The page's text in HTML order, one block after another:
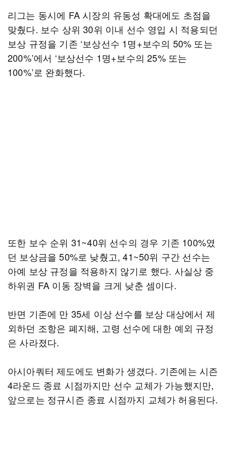
리그는 동시에 FA 시장의 유동성 확대에도 초점을
맞췄다. 보수 상위 30위 이내 선수 영입 시 적용되던
보상 규정을 기존 ‘보상선수 1명+보수의 50% 또는
200%’에서 ‘보상선수 1명+보수의 25% 또는
100%’로 완화했다.
또한 보수 순위 31~40위 선수의 경우 기존 100%였
던 보상금을 50%로 낮췄고, 41~50위 구간 선수는
아예 보상 규정을 적용하지 않기로 했다. 사실상 중
하위권 FA 이동 장벽을 크게 낮춘 셈이다.
반면 기존에 만 35세 이상 선수를 보상 대상에서 제
외하던 조항은 폐지해, 고령 선수에 대한 예외 규정
은 사라졌다.
아시아쿼터 제도에도 변화가 생겼다. 기존에는 시즌
4라운드 종료 시점까지만 선수 교체가 가능했지만,
앞으로는 정규시즌 종료 시점까지 교체가 허용된다.